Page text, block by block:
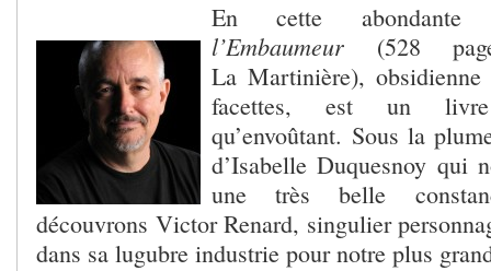
En cette abondante
l’Embaumeur (528
La Martinière),
facettes, est un
qu’envoûtant. Sous la
d’Isabelle Duquesnoy qui
une très belle
découvrons Victor Renard, singulier
dans sa lugubre industrie pour notre plus